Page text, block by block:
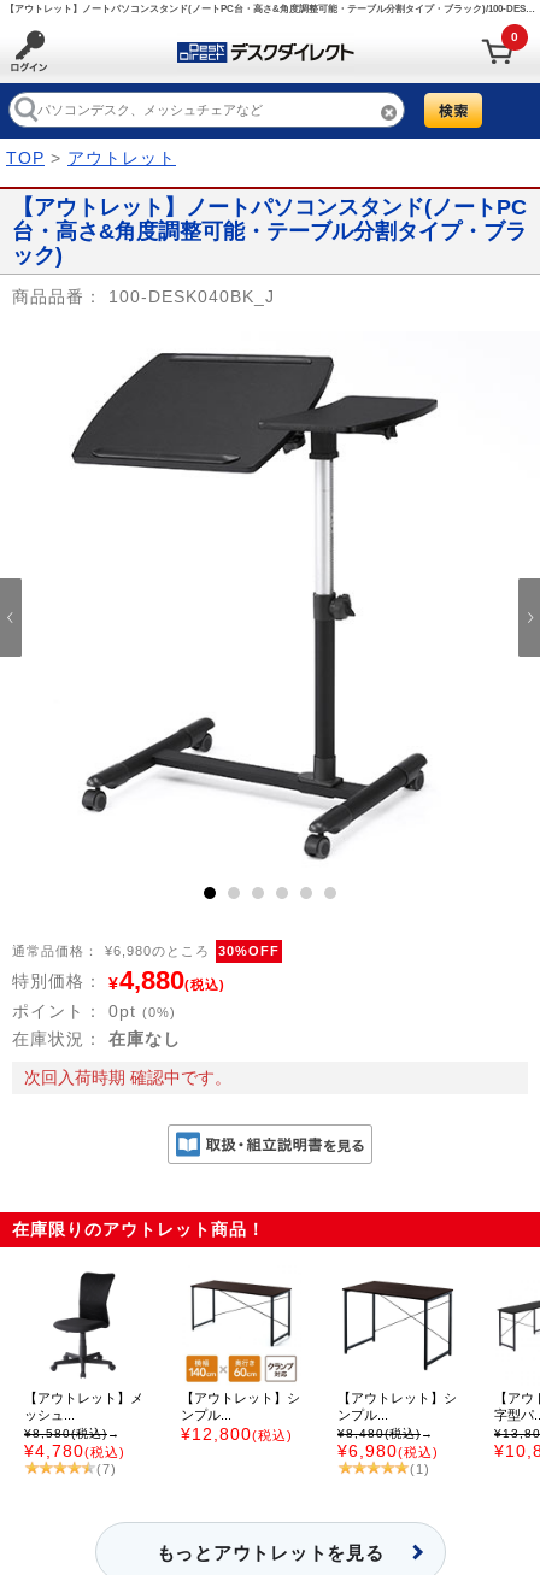
【アウトレット】ノートパソコンスタンド(ノートPC台・高さ&角度調整可能・テーブル分割タイプ・ブラック)/100-DESK040BK_J【デスクダイレクト】
0
TOP > アウトレット
【アウトレット】ノートパソコンスタンド(ノートPC
台・高さ&角度調整可能・テーブル分割タイプ・ブラ
ック)
商品品番： 100-DESK040BK_J
通常品価格： ¥6,980のところ 30%OFF
特別価格： ¥4,880(税込)
ポイント： 0pt (0%)
在庫状況：
在庫なし
次回入荷時期 確認中です。
在庫限りのアウトレット商品！
【アウトレット】メ
ッシュ...
¥8,580(税込)→
¥4,780(税込)
(7)
【アウトレット】シ
ンプル...
¥12,800(税込)
【アウトレット】シ
ンプル...
¥8,480(税込)→
¥6,980(税込)
(1)
【ア
字型パ
もっとアウトレットを見る